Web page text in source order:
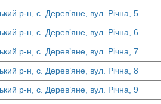
р-н, с. Дерев’яне, вул. Річна, 5
р-н, с. Дерев’яне, вул. Річна, 6
р-н, с. Дерев’яне, вул. Річна, 7
р-н, с. Дерев’яне, вул. Річна, 8
р-н, с. Дерев’яне, вул. Річна, 9